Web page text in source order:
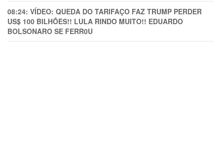
08:24: VÍDEO: QUEDA DO TARIFAÇO FAZ TRUMP PERDER
US$ 100 BILHÕES!! LULA RINDO MUITO!! EDUARDO
BOLSONARO SE FERR0U